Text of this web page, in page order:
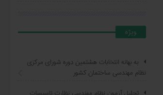
ويژه
به بهانه انتخابات هشتمین دوره شورای مرکزی
نظام مهندسی ساختمان کشور